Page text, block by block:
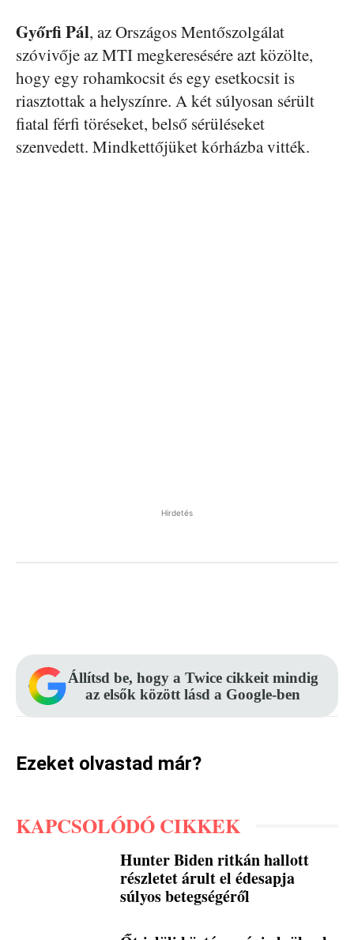
Győrfi Pál, az Országos Mentőszolgálat
szóvivője az MTI megkeresésére azt közölte,
hogy egy rohamkocsit és egy esetkocsit is
riasztottak a helyszínre. A két súlyosan sérült
fiatal férfi töréseket, belső sérüléseket
szenvedett. Mindkettőjüket kórházba vitték.
Hirdetés
Állítsd be, hogy a Twice cikkeit mindig
az elsők között lásd a Google-ben
Ezeket olvastad már?
KAPCSOLÓDÓ CIKKEK
Hunter Biden ritkán hallott
részletet árult el édesapja
súlyos betegségéről